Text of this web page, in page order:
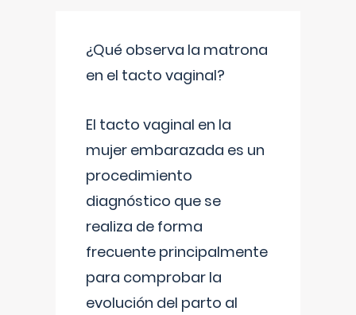
¿Qué observa la matrona
en el tacto vaginal?
El tacto vaginal en la
mujer embarazada es un
procedimiento
diagnóstico que se
realiza de forma
frecuente principalmente
para comprobar la
evolución del parto al